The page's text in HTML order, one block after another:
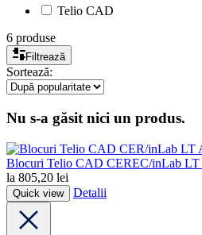
Telio CAD
6 produse
Filtrează
Sortează:
Nu s-a găsit nici un produs.
Blocuri Telio CAD CEREC/inLab LT
la 805,20 lei
Quick view Detalii